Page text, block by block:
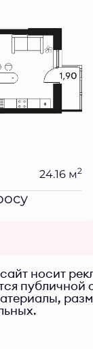
24.16 м2
носит